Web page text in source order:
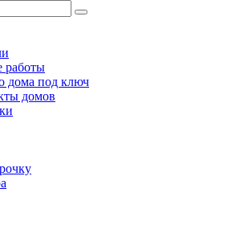
работы
дома под ключ
домов